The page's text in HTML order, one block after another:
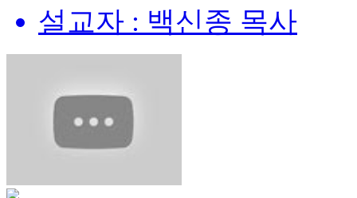
설교자 : 백신종 목사